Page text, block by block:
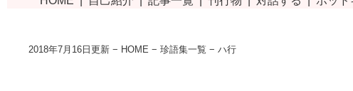
2018年7月16日更新 − HOME − 珍語集一覧 − ハ行